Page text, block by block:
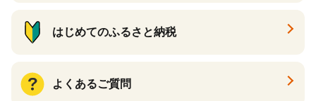
はじめてのふるさと納税
よくあるご質問